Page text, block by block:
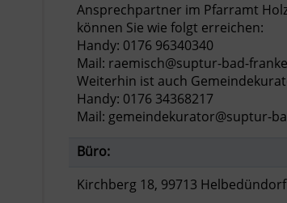
Ansprechpartner im Pfarramt
können Sie wie folgt erreichen:
Handy: 0176 96340340
Mail: raemisch@suptur-bad-
Weiterhin ist auch
Handy: 0176 34368217
Mail: gemeindekurator@suptur-
Büro:
Kirchberg 18, 99713